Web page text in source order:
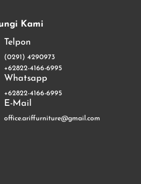
Kami
Telpon
(0291) 4290973
+62822-4166-6995
Whatsapp
+62822-4166-6995
E-Mail
office.ariffurniture@gmail.com